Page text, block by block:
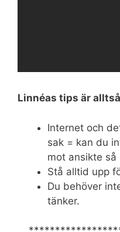
Linnéas tips är
Internet och
sak = kan du
mot ansikte
Stå alltid upp
Du behöver
tänker.